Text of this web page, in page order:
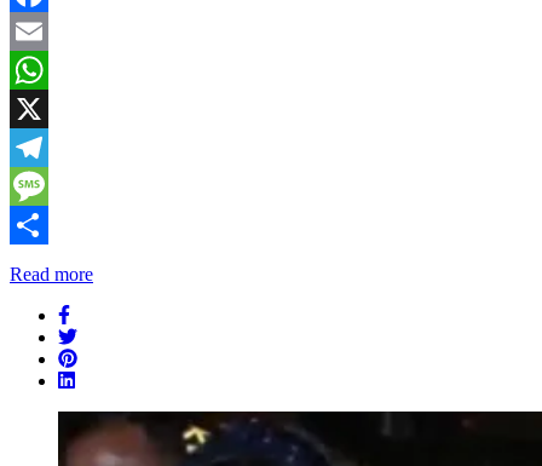
Facebook
Email
WhatsApp
X
Telegram
Message
Share
Read more